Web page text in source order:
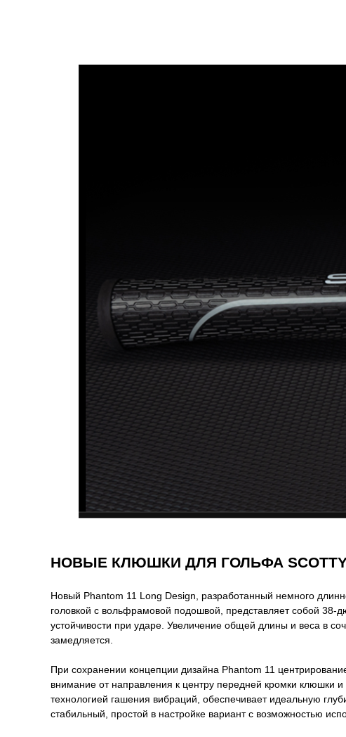
НОВЫЕ КЛЮШКИ ДЛЯ ГОЛЬФА SCOTTY
Новый Phantom 11 Long Design, разработанный немного
головкой с вольфрамовой подошвой, представляет собой 38-
устойчивости при ударе. Увеличение общей длины и веса в
замедляется.
При сохранении концепции дизайна Phantom 11
внимание от направления к центру передней кромки клюшки
технологией гашения вибраций, обеспечивает идеальную
стабильный, простой в настройке вариант с возможностью